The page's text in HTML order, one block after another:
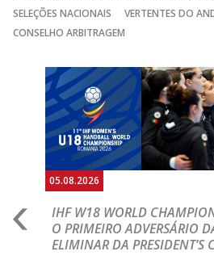
SELEÇÕES NACIONAIS
VERTENTES DO
CONSELHO ARBITRAGEM
05.08.2026
IHF W18 WORLD
O PRIMEIRO ADVERSÁRIO
ELIMINAR DA PRESIDENT’S
Anterior